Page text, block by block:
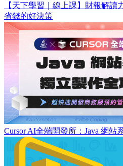
【天下學習｜線上課】財報解讀
省錢的好決策
Cursor AI全端開發所：Java 網站